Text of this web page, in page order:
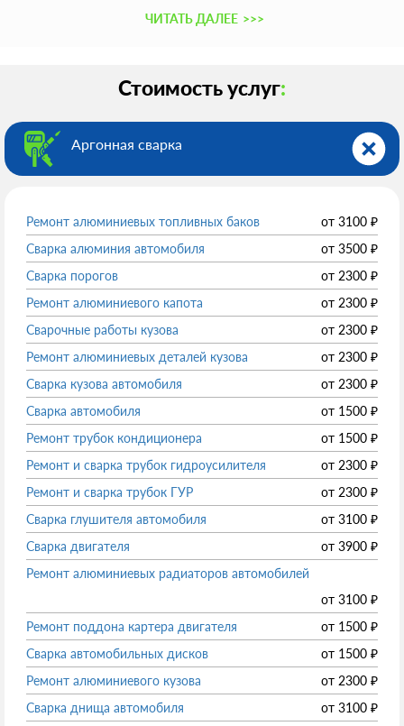
ЧИТАТЬ ДАЛЕЕ >>>
Стоимость услуг:
Аргонная сварка
Ремонт алюминиевых топливных баков от 3100 ₽
Сварка алюминия автомобиля
от 3500 ₽
Сварка порогов
от 2300 ₽
Ремонт алюминиевого капота
от 2300 ₽
Сварочные работы кузова
от 2300 ₽
Ремонт алюминиевых деталей кузова
от 2300 ₽
Сварка кузова автомобиля
от 2300 ₽
Сварка автомобиля
от 1500 ₽
Ремонт трубок кондиционера
от 1500 ₽
Ремонт и сварка трубок гидроусилителя
от 2300 ₽
Ремонт и сварка трубок ГУР
от 2300 ₽
Сварка глушителя автомобиля
от 3100 ₽
Сварка двигателя
от 3900 ₽
Ремонт алюминиевых радиаторов автомобилей
от 3100 ₽
Ремонт поддона картера двигателя
от 1500 ₽
Сварка автомобильных дисков
от 1500 ₽
Ремонт алюминиевого кузова
от 2300 ₽
Сварка днища автомобиля
от 3100 ₽